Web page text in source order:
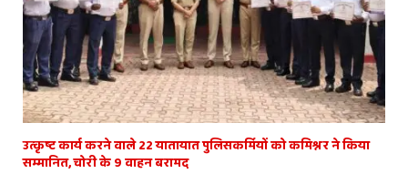
उत्कृष्ट कार्य करने वाले 22 यातायात पुलिसकर्मियों को कमिश्नर ने किया
सम्मानित, चोरी के 9 वाहन बरामद